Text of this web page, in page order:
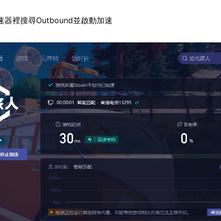
器裡搜尋Outbound並啟動加速